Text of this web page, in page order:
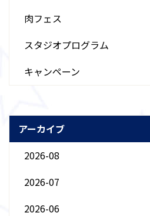
肉フェス
スタジオプログラム
キャンペーン
アーカイブ
2026-08
2026-07
2026-06